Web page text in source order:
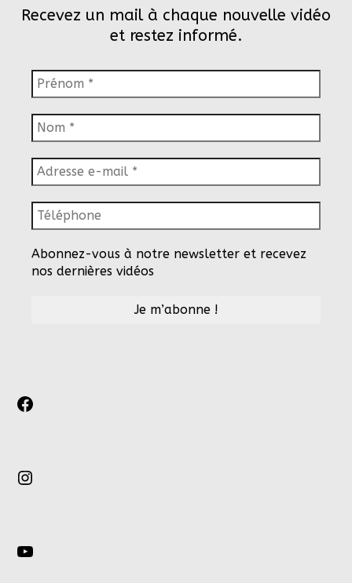
Recevez un mail à chaque nouvelle vidéo
et restez informé.
Abonnez-vous à notre newsletter et recevez
nos dernières vidéos
Facebook
Instagram
YouTube